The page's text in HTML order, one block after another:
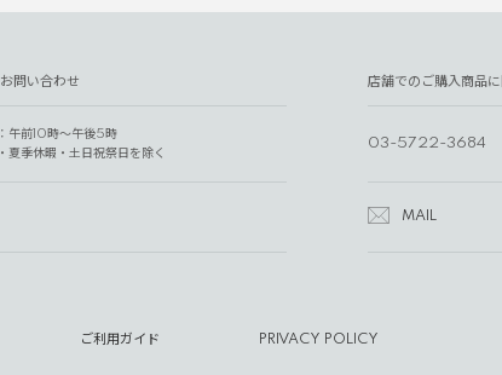
問い合わせ
午前10時～午後5時
夏季休暇・土日祝祭日を除く
店舗でのご購入商品
03-5722-3684
MAIL
ご利用ガイド PRIVACY POLICY